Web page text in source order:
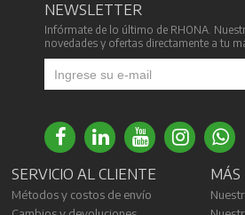
NEWSLETTER
Infórmate de lo último de RHONA.
novedades y ofertas directamente a tu
SERVICIO AL CLIENTE
Métodos y costos de envío
MÁS